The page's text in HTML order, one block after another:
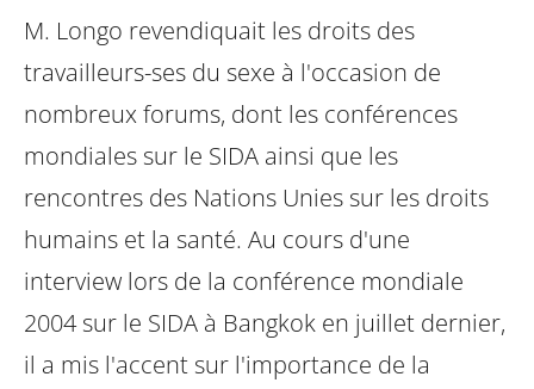
M. Longo revendiquait les droits des
travailleurs-ses du sexe à l'occasion de
nombreux forums, dont les conférences
mondiales sur le SIDA ainsi que les
rencontres des Nations Unies sur les droits
humains et la santé. Au cours d'une
interview lors de la conférence mondiale
2004 sur le SIDA à Bangkok en juillet dernier,
il a mis l'accent sur l'importance de la